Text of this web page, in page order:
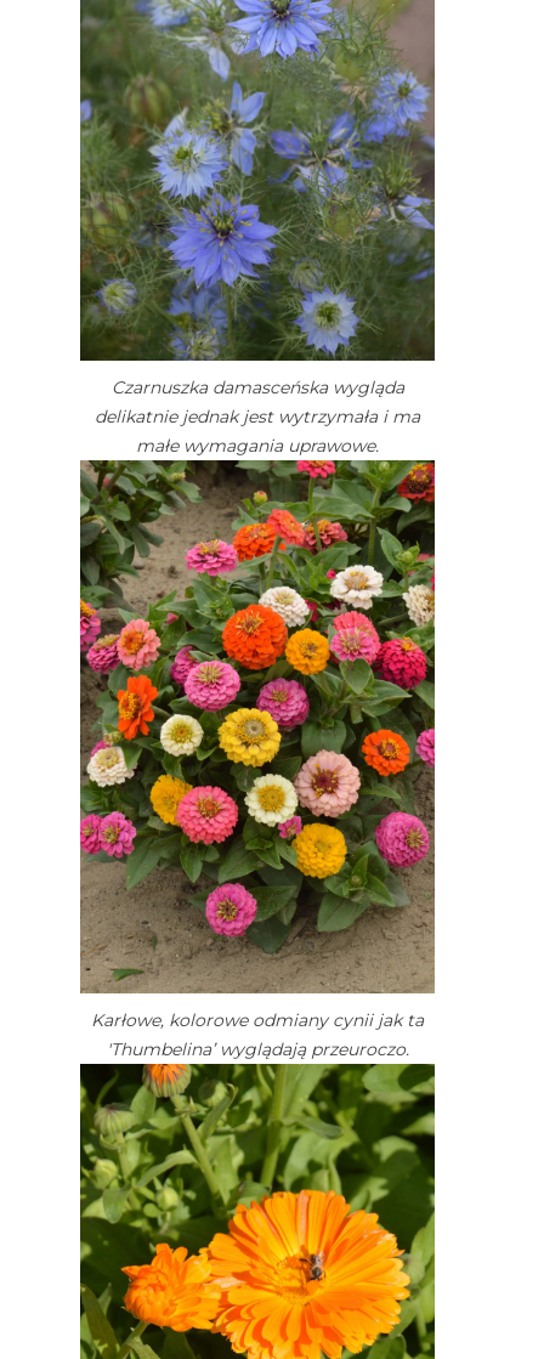
Czarnuszka damasceńska wygląda
delikatnie jednak jest wytrzymała i ma
małe wymagania uprawowe.
Karłowe, kolorowe odmiany cynii jak ta
'Thumbelina’ wyglądają przeuroczo.